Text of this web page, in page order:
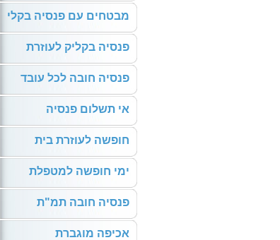
מבטחים עם פנסיה בקלי
פנסיה בקליק לעוזרת
פנסיה חובה לכל עובד
אי תשלום פנסיה
חופשה לעוזרת בית
ימי חופשה למטפלת
פנסיה חובה תמ"ת
אכיפה מוגברת